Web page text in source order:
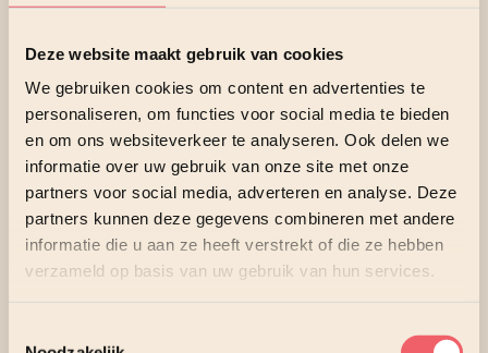
Deze website maakt gebruik van cookies
We gebruiken cookies om content en advertenties te
personaliseren, om functies voor social media te bieden
en om ons websiteverkeer te analyseren. Ook delen we
informatie over uw gebruik van onze site met onze
partners voor social media, adverteren en analyse. Deze
partners kunnen deze gegevens combineren met andere
informatie die u aan ze heeft verstrekt of die ze hebben
verzameld op basis van uw gebruik van hun services.
werken, maar vooral ook door meer kwaliteit te leveren.
ondersteunt? Denk bijvoorbeeld aan een batterij die snel
oplaadt en de hele dag genoeg energie heeft, een snel
geheugen en thermische systemen om de laptop koel te
houden. Onmisbare eigenschappen voor de veeleisende
gebruiker van tegenwoordig.
Security
Zodra de gebruiker de Dell pc opstart is bescherming